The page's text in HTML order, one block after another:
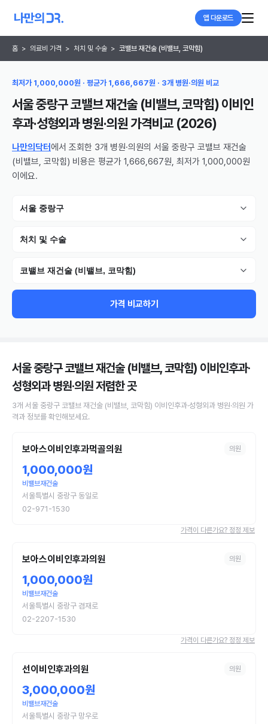
앱 다운로드
홈 > 의료비 가격 > 처치 및 수술 > 코밸브 재건술 (비밸브, 코막힘)
최저가 1,000,000원 · 평균가 1,666,667원 · 3개 병원·의원 비교
서울 중랑구 코밸브 재건술 (비밸브, 코막힘) 이비인
후과·성형외과 병원·의원가격비교 (2026)
나만의닥터 에서 조회한 3개 병원·의원의 서울 중랑구 코밸브 재건술
(비밸브, 코막힘) 비용은 평균가 1,666,667원, 최저가 1,000,000원
이에요.
서울 중랑구
처치 및 수술
코밸브 재건술 (비밸브, 코막힘)
가격 비교하기
서울 중랑구 코밸브 재건술 (비밸브, 코막힘) 이비인후과·
성형외과 병원·의원저렴한 곳
3개 서울 중랑구 코밸브 재건술 (비밸브, 코막힘) 이비인후과·성형외과 병원·의원 가
격과 정보를 확인해보세요.
보아스이비인후과먹골의원 의원
1,000,000원
비밸브재건술
서울특별시 중랑구 동일로
02-971-1530
가격이 다른가요? 정정 제보
보아스이비인후과의원 의원
1,000,000원
비밸브재건술
서울특별시 중랑구 겸재로
02-2207-1530
가격이 다른가요? 정정 제보
선이비인후과의원 의원
3,000,000원
비밸브재건술
서울특별시 중랑구 망우로